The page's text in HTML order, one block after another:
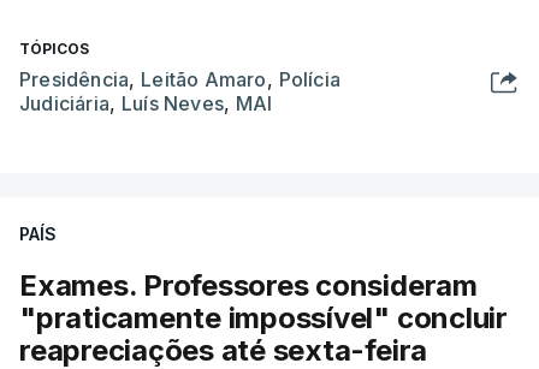
TÓPICOS
Presidência, Leitão Amaro, Polícia
Judiciária, Luís Neves, MAI
PAÍS
Exames. Professores consideram
"praticamente impossível" concluir
reapreciações até sexta-feira